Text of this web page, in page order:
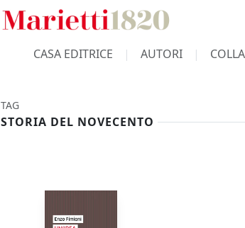
CASA EDITRICE AUTORI
TAG
STORIA DEL NOVECENTO